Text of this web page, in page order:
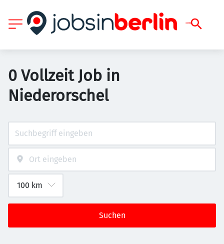
0 Vollzeit Job in
Niederorschel
Suchen